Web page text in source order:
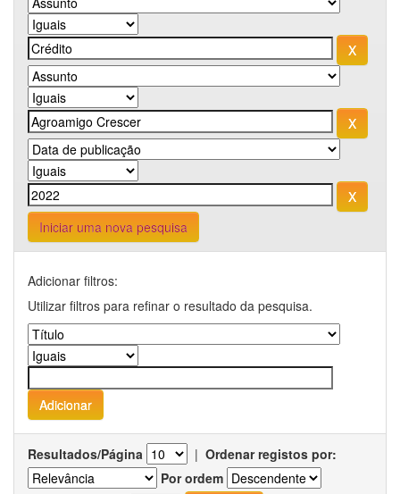
Iniciar uma nova pesquisa
Adicionar filtros:
Utilizar filtros para refinar o resultado da pesquisa.
Resultados/Página | Ordenar registos por:
Por ordem